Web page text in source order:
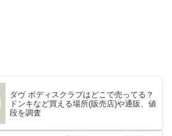
ダヴ ボディスクラブはどこで売ってる？
ドンキなど買える場所(販売店)や通販、値
段を調査